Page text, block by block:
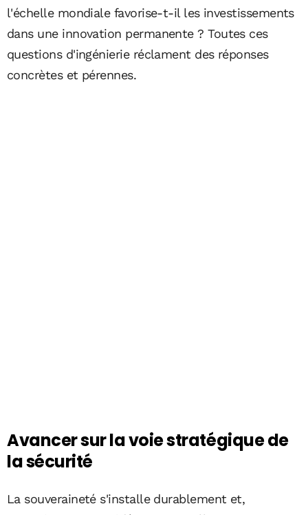
l'échelle mondiale favorise-t-il les investissements
dans une innovation permanente ? Toutes ces
questions d'ingénierie réclament des réponses
concrètes et pérennes.
Avancer sur la voie stratégique de
la sécurité
La souveraineté s'installe durablement et,